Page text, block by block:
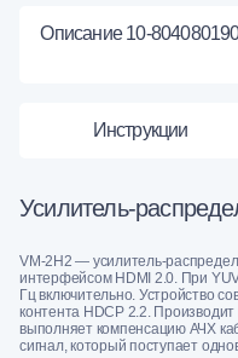
Описание 10-
Инструкции
Усилитель-
VM-2H2 — усилитель-
интерфейсом HDMI 2.0. При
Гц включительно. Устройство
контента HDCP 2.2.
выполняет компенсацию АЧХ
сигнал, который поступает